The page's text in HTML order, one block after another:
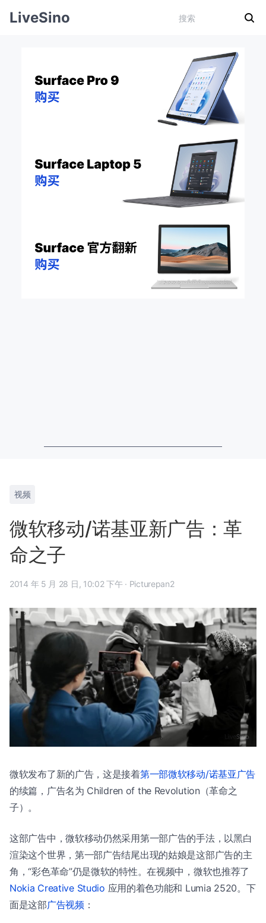
LiveSino
视频
微软移动/诺基亚新广告：革
命之子
2014 年 5 月 28 日, 10:02 下午 · Picturepan2
微软发布了新的广告，这是接着第一部微软移动/诺基亚广告
的续篇，广告名为 Children of the Revolution（革命之
子）。
这部广告中，微软移动仍然采用第一部广告的手法，以黑白
渲染这个世界，第一部广告结尾出现的姑娘是这部广告的主
角，“彩色革命”仍是微软的特性。在视频中，微软也推荐了
Nokia Creative Studio 应用的着色功能和 Lumia 2520。下
面是这部广告视频 ：